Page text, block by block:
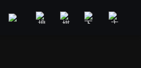
美食旅遊 新聞政論